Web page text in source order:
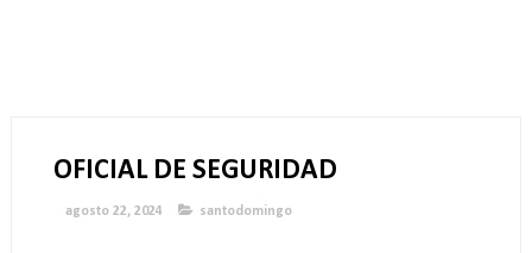
OFICIAL DE SEGURIDAD
agosto 22, 2024 santodomingo